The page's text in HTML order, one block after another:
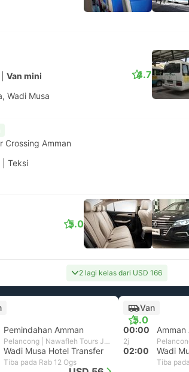
Van mini
Wadi Musa
4.7
Crossing Amman
Teksi
5.0
2 lagi kelas dari USD 166
Pemindahan Amman
Pelancong | Nawafleh Tours Jordan
Wadi Musa Hotel Transfer
Tiba pada Rab 12 Ogs
Van
5.0
00:00
2j
02:00 Wadi
Tiba